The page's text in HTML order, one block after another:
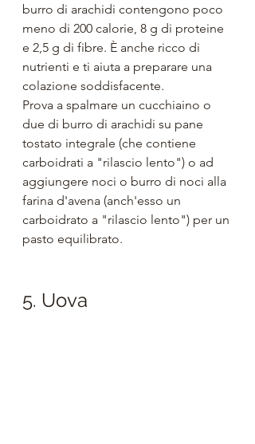
burro di arachidi contengono poco
meno di 200 calorie, 8 g di proteine ​​
e 2,5 g di fibre. È anche ricco di
nutrienti e ti aiuta a preparare una
colazione soddisfacente.
Prova a spalmare un cucchiaino o
due di burro di arachidi su pane
tostato integrale (che contiene
carboidrati a "rilascio lento") o ad
aggiungere noci o burro di noci alla
farina d'avena (anch'esso un
carboidrato a "rilascio lento") per un
pasto equilibrato.
5. Uova